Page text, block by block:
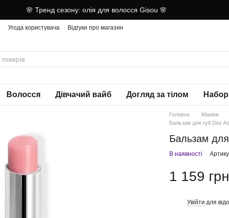
🌸 Тренд сезону: олія для волосся Gisou 🌸
Угода користувача Відгуки про магазин
Волосся Дівчачий вайб Догляд за тілом
Головна Макіяж
Бальзам для губ Dior
Бальзам
В наявності
1 159 грн
Увійти для